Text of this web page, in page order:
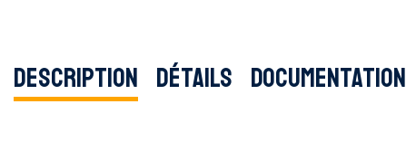
Description Détails Documentation